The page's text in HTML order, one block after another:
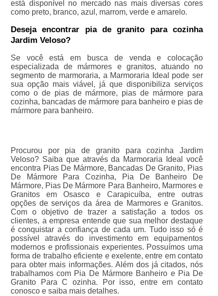
está disponível no mercado nas mais diversas cores
como preto, branco, azul, marrom, verde e amarelo.
Deseja encontrar pia de granito para cozinha
Jardim Veloso?
Se você está em busca de venda e colocação
especializada de mármores e granitos, atuando no
segmento de marmoraria, a Marmoraria Ideal pode ser
sua opção mais viável, já que disponibiliza serviços
como o de pias de mármore, pias de mármore para
cozinha, bancadas de mármore para banheiro e pias de
mármore para banheiro.
Procurou por pia de granito para cozinha Jardim
Veloso? Saiba que através da Marmoraria Ideal você
encontra Pias De Mármore, Bancadas De Granito, Pias
De Mármore Para Cozinha, Pia De Banheiro De
Mármore, Pias De Mármore Para Banheiro, Marmores e
Granitos em Osasco e Carapicuíba, entre outras
opções de serviços da área de Marmores e Granitos.
Com o objetivo de trazer a satisfação a todos os
clientes, a empresa entende que sua melhor destaque
é conquistar a confiança de cada um. Tudo isso só é
possível através do investimento em equipamentos
modernos e profissionais experientes. Possuímos uma
forma de trabalho eficiente e exelente, entre em contato
para obter mais informações. Além dos já citados, nós
trabalhamos com Pia De Mármore Banheiro e Pia De
Granito Para C ozinha. Por isso, entre em contato
conosco e saiba mais detalhes.